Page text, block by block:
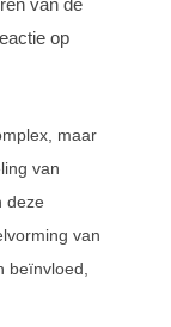
op
maar
van
deze
van
beïnvloed,